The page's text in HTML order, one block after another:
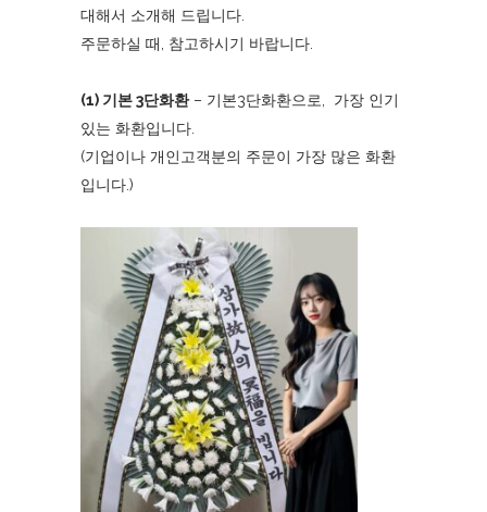
대해서 소개해 드립니다.
주문하실 때, 참고하시기 바랍니다.
(1) 기본 3단화환– 기본3단화환으로, 가장 인기
있는 화환입니다.
(기업이나 개인고객분의 주문이 가장 많은 화환
입니다.)